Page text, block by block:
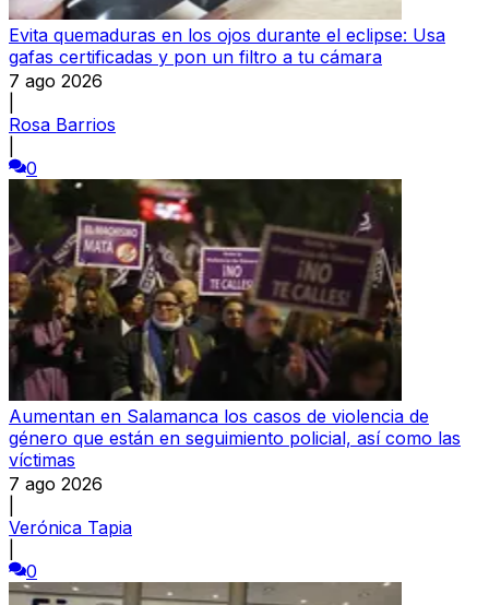
Evita quemaduras en los ojos durante el eclipse: Usa
gafas certificadas y pon un filtro a tu cámara
7 ago 2026
Rosa Barrios
0
Aumentan en Salamanca los casos de violencia de
género que están en seguimiento policial, así como las
víctimas
7 ago 2026
Verónica Tapia
0